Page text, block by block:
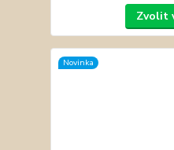
Zvolit
Novinka